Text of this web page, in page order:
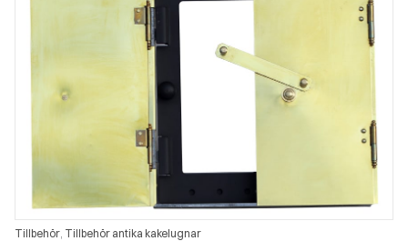
Tillbehör Tillbehör antika kakelugnar